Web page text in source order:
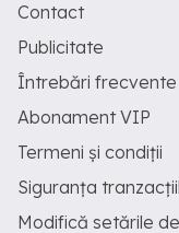
Contact
Publicitate
Întrebări frecvente
Abonament VIP
Termeni și condiții
Siguranța
Modifică setările